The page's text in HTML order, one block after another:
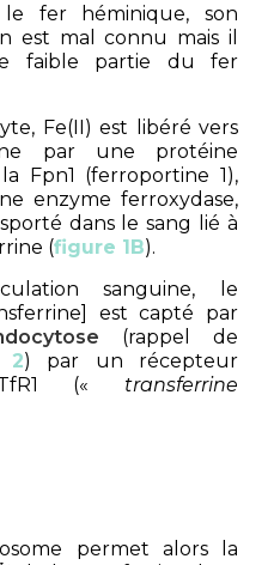
fer héminique, son
est mal connu mais il
faible partie du fer
Fe(II) est libéré vers
par une protéine
Fpn1 (ferroportine 1),
enzyme ferroxydase,
dans le sang lié à
(figure 1B).
sanguine, le
est capté par
(rappel de
2) par un récepteur
TfR1 (« transferrine
permet alors la